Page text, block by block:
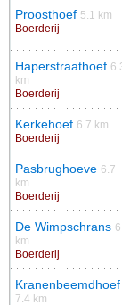
Proosthoef 5.1 km
Boerderij
Haperstraathoef
km
Boerderij
Kerkehoef 6.7 km
Boerderij
Pasbrughoeve 6.7
km
Boerderij
De Wimpschrans
km
Boerderij
Kranenbeemdhoef
7.4 km